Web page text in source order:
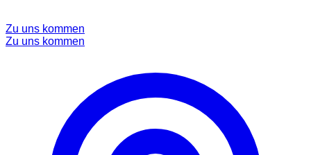
Zu uns kommen
Zu uns kommen